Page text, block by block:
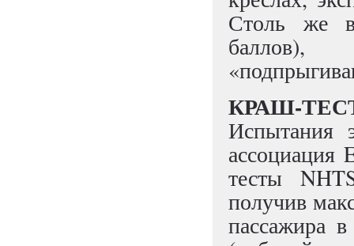
Столь же
КРАШ-ТЕСТ
Испытания
ассоциация
тесты
получив
пассажира